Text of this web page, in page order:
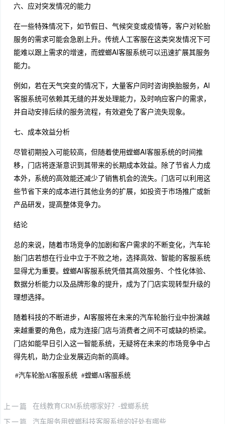
六、应对突发情况的能力
在一些特殊情况下，如节假日、气候突变或疫情等，客户对轮胎
服务的需求可能会急剧上升。传统人工客服在这类突发情况下可
能难以跟上需求的增速，而螳螂AI客服系统可以迅速扩展其服务
能力。
例如，若在天气突变的情况下，大量客户同时咨询换胎服务，AI
客服系统可依赖其无缝的并发处理能力，及时响应客户的需求，
并自动安排后续的服务流程，有效避免了客户流失现象。
七、成本效益分析
尽管初期投入可能较高，但随着使用螳螂AI客服系统的时间推
移，门店将逐渐意识到其带来的长期成本效益。除了节省人力成
本外，系统的高效能还减少了销售机会的流失。门店可以利用这
些节省下来的成本进行其他业务的扩展，如投资于市场推广或新
产品研发，提高整体竞争力。
结论
总的来说，随着市场竞争的加剧和客户需求的不断变化，汽车轮
胎门店若想在行业中立于不败之地，选择高效、智能的客服系统
显得尤为重要。螳螂AI客服系统凭借其高效服务、个性化体验、
数据分析能力以及品牌形象的提升，成为了门店实现转型升级的
理想选择。
随着科技的不断进步，AI客服将在未来的汽车轮胎行业中扮演越
来越重要的角色，成为连接门店与消费者之间不可或缺的桥梁。
门店如能早日引入这一智能系统，无疑将在未来的市场竞争中占
得先机，助力企业发展迈向新的高峰。
#汽车轮胎AI客服系统 #螳螂AI客服系统
上一篇 在线教育CRM系统哪家好？-螳螂系统
下一篇 汽车服务用螳螂科技客服系统的好处有哪些